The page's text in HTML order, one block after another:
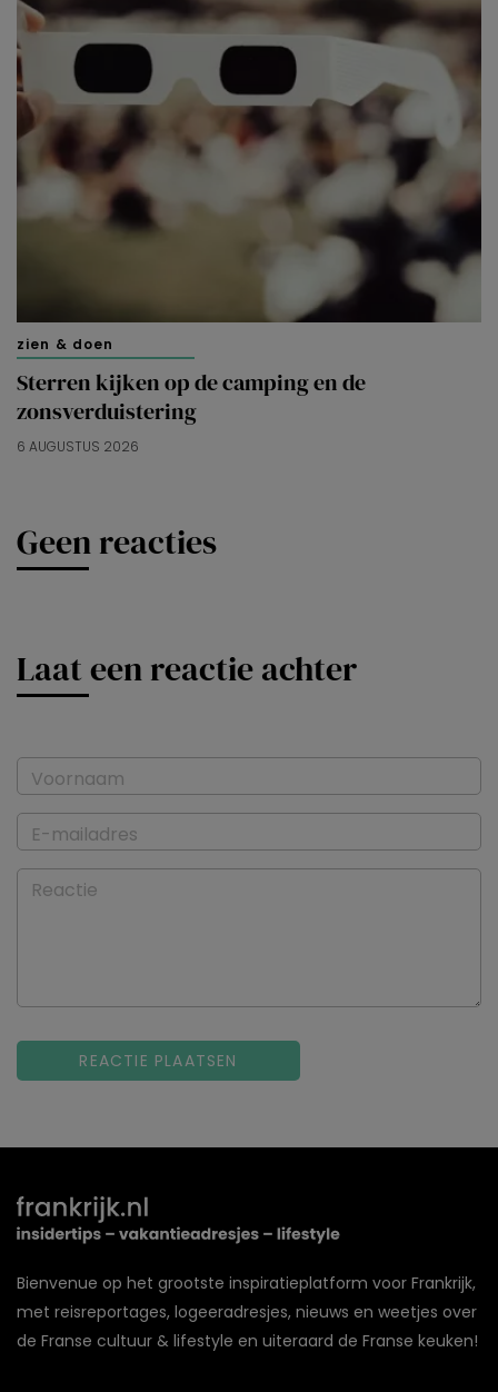
zien & doen
Sterren kijken op de camping en de
zonsverduistering
6 AUGUSTUS 2026
Geen reacties
Laat een reactie achter
Voornaam
E-mailadres
Reactie
Bienvenue op het grootste inspiratieplatform voor Frankrijk,
met reisreportages, logeeradresjes, nieuws en weetjes over
de Franse cultuur & lifestyle en uiteraard de Franse keuken!